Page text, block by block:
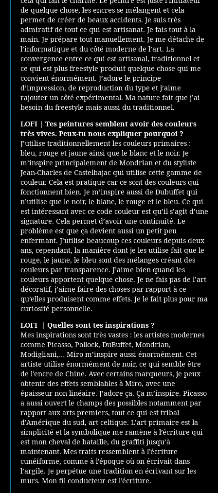
de quelque chose, les encres se mélangent et cela
permet de créer de beaux accidents. Je suis très
admiratif de tout ce qui est artisanat. Je fais tout à la
main. Je prépare tout manuellement. Je me détache de
l’informatique et du côté moderne de l’art. La
convergence entre ce qui est artisanal, traditionnel et
ce qui est plus freestyle produit quelque chose qui me
convient énormément. J’adore le principe
d’impression, de reproduction du type et j’aime
rajouter un côté expérimental. Ma nature fait que j’ai
besoin du freestyle mais aussi du traditionnel.
LOFI | Tes peintures semblent avoir des couleurs
très vives. Peux-tu nous expliquer pourquoi ?
J’utilise traditionnellement les couleurs primaires :
bleu, rouge et jaune ainsi que le blanc et le noir. Je
m’inspire principalement de Mondrian et du styliste
Jean-Charles de Castelbajac qui utilise cette gamme de
couleur. Cela est pratique car ce sont des couleurs qui
fonctionnent bien. Je m’inspire aussi de Dubuffet qui
n’utilise que le noir, le blanc, le rouge et le bleu. Ce qui
est intéressant avec ce code couleur est qu’il s’agit d’une
signature. Cela permet d’avoir une continuité. Le
problème est que ça devient aussi un petit peu
enfermant. J’utilise beaucoup ces couleurs depuis deux
ans, cependant, la manière dont je les utilise fait que le
rouge, le jaune, le bleu sont des mélanges créant des
couleurs par transparence. J’aime bien quand les
couleurs apportent quelque chose. Je ne fais pas de l’art
décoratif, j’aime faire des choses par rapport à ce
qu’elles produisent comme effets. Je le fait plus pour ma
curiosité personnelle.
LOFI | Quelles sont tes inspirations ?
Mes inspirations sont très vastes : les artistes modernes
comme Picasso, Pollock, DuBuffet, Mondrian,
Modigliani,… Miro m’inspire aussi énormément. Cet
artiste utilise énormément de noir, ce qui semble être
de l’encre de Chine. Avec certains marqueurs, je peux
obtenir des effets semblables à Miro, avec une
épaisseur non linéaire. J’adore ça. Ça m’inspire. Picasso
a aussi ouvert le champs des possibles notamment par
rapport aux arts premiers, tout ce qui est tribal
d’Amérique du sud, art celtique. L’art primaire est la
simplicité et la symbolique me ramène à l’écriture qui
est mon cheval de bataille, du graffiti jusqu’à
maintenant. Mes traits ressemblent à l’écriture
cunéiforme, comme à l’époque où on écrivait dans
l’argile. Je perpétue une tradition en écrivant sur les
murs. Mon fil conducteur est l’écriture.